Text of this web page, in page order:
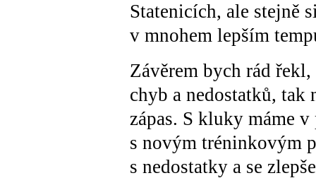
Statenicích, ale stejně
v mnohem lepším
Závěrem bych rád
chyb a nedostatků, tak
zápas. S kluky máme
s novým tréninkovým
s nedostatky a se